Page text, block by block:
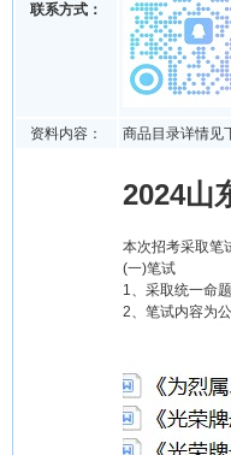
联系方式：
资料内容： 商品目录详情见
2024山
本次招考采取笔
(一)笔试
1、采取统一命
2、笔试内容为